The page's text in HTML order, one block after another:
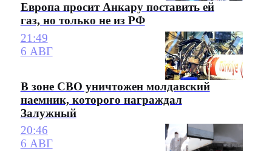
Европа просит Анкару поставить ей
газ, но только не из РФ
21:49
6 АВГ
В зоне СВО уничтожен молдавский
наемник, которого награждал
Залужный
20:46
6 АВГ